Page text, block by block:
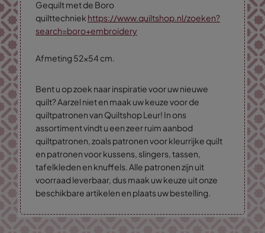
Gequilt met de Boro
quilttechniek https://www.quiltshop.nl/zoeken?
search=boro+embroidery
Afmeting 52x54 cm.
Bent u op zoek naar inspiratie voor uw nieuwe
quilt? Aarzel niet en maak uw keuze voor de
quiltpatronen van Quiltshop Leur! In ons
assortiment vindt u een zeer ruim aanbod
quiltpatronen, zoals patronen voor kleurrijke quilt
en patronen voor kussens, slingers, tassen,
tafelkleden en knuffels. Alle patronen zijn uit
voorraad leverbaar, dus maak uw keuze uit onze
beschikbare artikelen en plaats uw bestelling.